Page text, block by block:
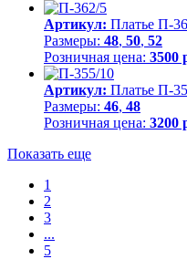
Артикул: Платье П-
Размеры: 48, 50, 52
Розничная цена: 3500
Артикул: Платье П-
Размеры: 46, 48
Розничная цена: 3200
Показать еще
1
2
3
...
5